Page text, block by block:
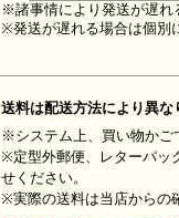
※諸事情により発送が遅れ
※発送が遅れる場合は個別
送料は配送方法により異な
※システム上、買い物かご
※定型外郵便、レターパッ
せください。
※実際の送料は当店からの